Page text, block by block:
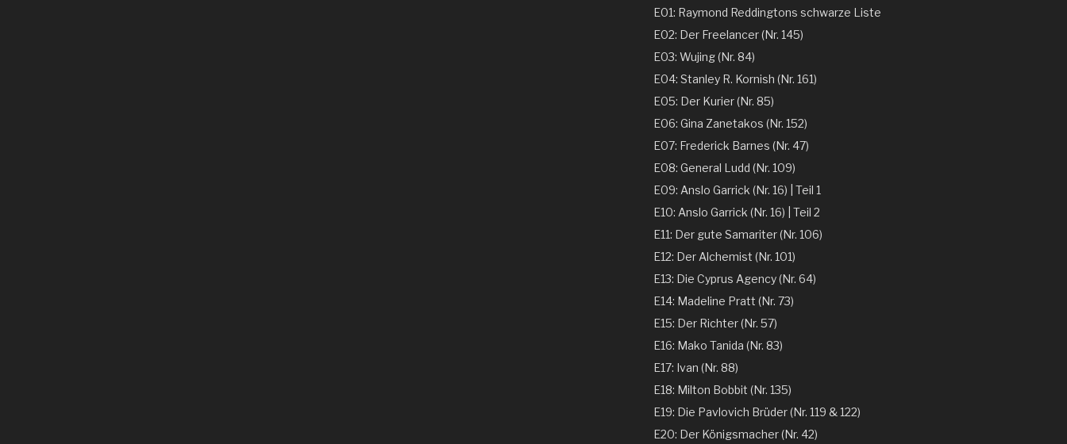
E01: Raymond Reddingtons schwarze Liste
E02: Der Freelancer (Nr. 145)
E03: Wujing (Nr. 84)
E04: Stanley R. Kornish (Nr. 161)
E05: Der Kurier (Nr. 85)
E06: Gina Zanetakos (Nr. 152)
E07: Frederick Barnes (Nr. 47)
E08: General Ludd (Nr. 109)
E09: Anslo Garrick (Nr. 16) | Teil 1
E10: Anslo Garrick (Nr. 16) | Teil 2
E11: Der gute Samariter (Nr. 106)
E12: Der Alchemist (Nr. 101)
E13: Die Cyprus Agency (Nr. 64)
E14: Madeline Pratt (Nr. 73)
E15: Der Richter (Nr. 57)
E16: Mako Tanida (Nr. 83)
E17: Ivan (Nr. 88)
E18: Milton Bobbit (Nr. 135)
E19: Die Pavlovich Brüder (Nr. 119 & 122)
E20: Der Königsmacher (Nr. 42)